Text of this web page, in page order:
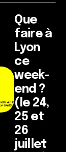
Que
faire à
Lyon
ce
week-
end ?
(le 24,
25 et
26
juillet